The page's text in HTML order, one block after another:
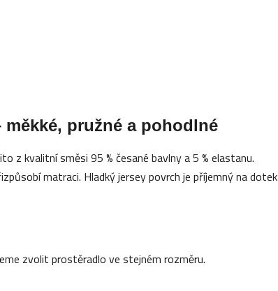
pružné a pohodlné
z kvalitní směsi 95 % česané bavlny a 5 % elastanu.
matraci. Hladký jersey povrch je příjemný na dotek
zvolit prostěradlo ve stejném rozměru.